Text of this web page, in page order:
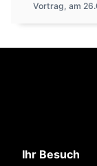
Vortrag, am
Ihr Besuch